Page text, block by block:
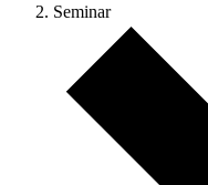
Seminar